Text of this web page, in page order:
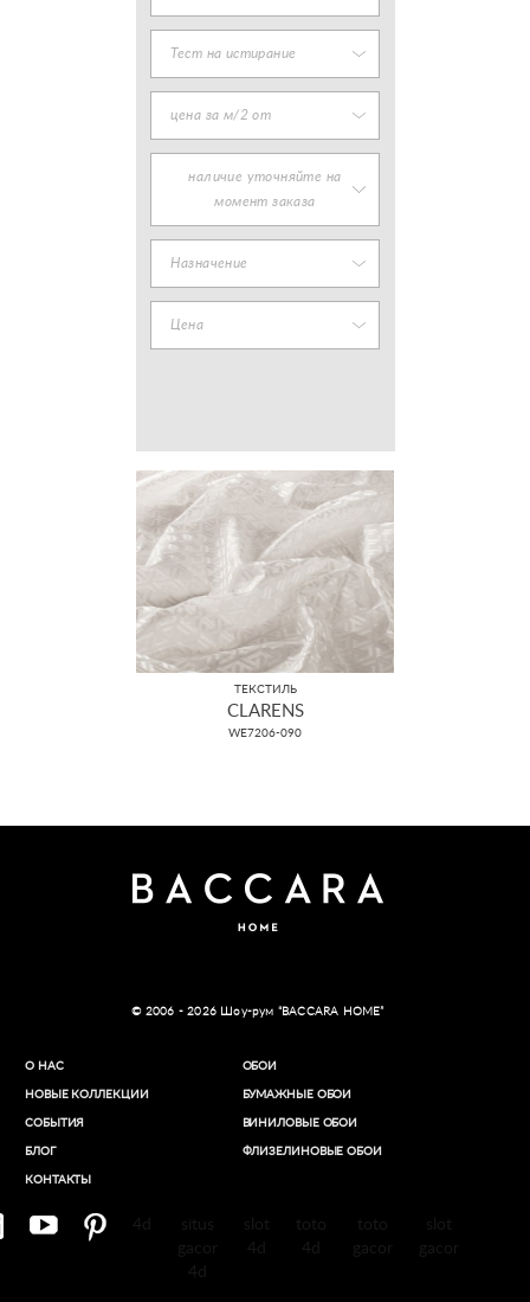
Тест на истирание
цена за м/2 от
наличие уточняйте на
момент заказа
Назначение
Цена
ТЕКСТИЛЬ
CLARENS
WE7206-090
© 2006 - 2026 Шоу-рум “BACCARA HOME”
О НАС
НОВЫЕ КОЛЛЕКЦИИ
СОБЫТИЯ
БЛОГ
КОНТАКТЫ
ОБОИ
БУМАЖНЫЕ ОБОИ
ВИНИЛОВЫЕ ОБОИ​
ФЛИЗЕЛИНОВЫЕ ОБОИ